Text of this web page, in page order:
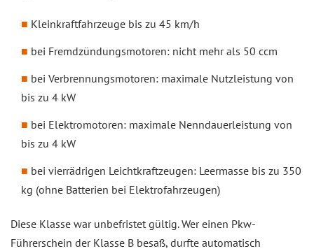
Kleinkraftfahrzeuge bis zu 45 km/h
bei Fremdzündungsmotoren: nicht mehr als 50 ccm
bei Verbrennungsmotoren: maximale Nutzleistung von
bis zu 4 kW
bei Elektromotoren: maximale Nenndauerleistung von
bis zu 4 kW
bei vierrädrigen Leichtkraftzeugen: Leermasse bis zu 350
kg (ohne Batterien bei Elektrofahrzeugen)
Diese Klasse war unbefristet gültig. Wer einen Pkw-
Führerschein der Klasse B besaß, durfte automatisch